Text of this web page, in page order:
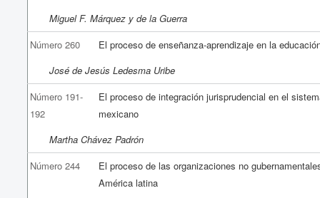
Miguel F. Márquez y de la Guerra
Número 260
El proceso de enseñanza-aprendizaje en la
José de Jesús Ledesma Uribe
Número 191-
192
El proceso de integración jurisprudencial en el
mexicano
Martha Chávez Padrón
Número 244
El proceso de las organizaciones no
América latina